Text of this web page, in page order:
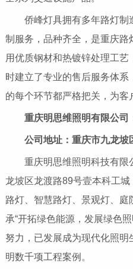
侨峰灯具拥有多年路灯制
制服务，品种齐全，是重庆
用优质钢材和热镀锌处理工艺
时建立了专业的售后服务体
的每个环节都严格把关，为客
重庆明思维照明有限公司
公司地址：重庆市九龙坡
重庆明思维照明科技有限
龙坡区龙渡路89号壹本科工
路灯、智慧路灯、景观灯、
承“开拓绿色能源，发展绿色
努力，已发展成为现代化照
明数千项工程案例。